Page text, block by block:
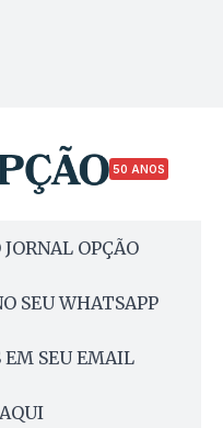
50 ANOS
OPÇÃO
SEU WHATSAPP
EM SEU EMAIL